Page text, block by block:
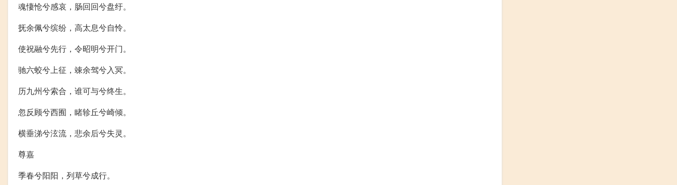
魂悽怆兮感哀，肠回回兮盘纡。
抚余佩兮缤纷，高太息兮自怜。
使祝融兮先行，令昭明兮开门。
驰六蛟兮上征，竦余驾兮入冥。
历九州兮索合，谁可与兮终生。
忽反顾兮西囿，睹轸丘兮崎倾。
横垂涕兮泫流，悲余后兮失灵。
尊嘉
季春兮阳阳，列草兮成行。